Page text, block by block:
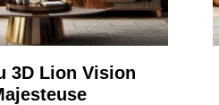
3D Lion Vision